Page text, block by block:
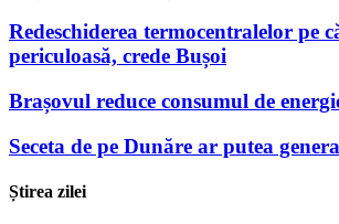
Redeschiderea termocentralelor pe
periculoasă, crede Bușoi
Brașovul reduce consumul de
Seceta de pe Dunăre ar putea
Știrea zilei